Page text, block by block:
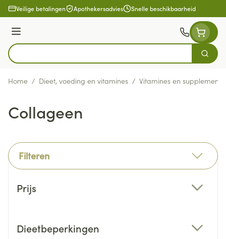
Ga naar de inhoud
Veilige betalingen Apothekersadvies Snelle beschikbaarheid
Menu
Product, merk, categorie...
Zoek
Home / Dieet, voeding en vitamines / Vitamines en
Collageen
Filteren
Prijs
Dieetbeperkingen